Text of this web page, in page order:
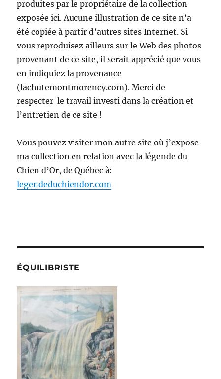
produites par le propriétaire de la collection
exposée ici. Aucune illustration de ce site n’a
été copiée à partir d’autres sites Internet. Si
vous reproduisez ailleurs sur le Web des photos
provenant de ce site, il serait apprécié que vous
en indiquiez la provenance
(lachutemontmorency.com). Merci de
respecter le travail investi dans la création et
l’entretien de ce site !
Vous pouvez visiter mon autre site où j’expose
ma collection en relation avec la légende du
Chien d’Or, de Québec à:
legendeduchiendor.com
ÉQUILIBRISTE